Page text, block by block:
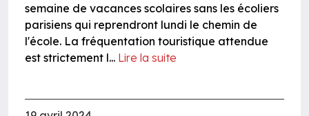
semaine de vacances scolaires sans les écoliers
parisiens qui reprendront lundi le chemin de
l'école. La fréquentation touristique attendue
est strictement l... Lire la suite